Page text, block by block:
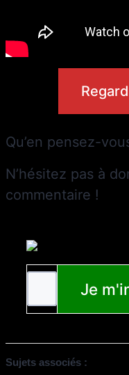
Qu’en pensez-
N’hésitez pas à
commentaire !
Sujets associés :